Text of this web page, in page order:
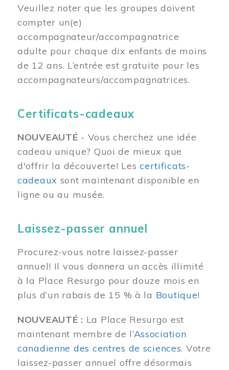
Veuillez noter que les groupes doivent
compter un(e)
accompagnateur/accompagnatrice
adulte pour chaque dix enfants de moins
de 12 ans. L’entrée est gratuite pour les
accompagnateurs/accompagnatrices.
Certificats-cadeaux
NOUVEAUTÉ - Vous cherchez une idée
cadeau unique? Quoi de mieux que
d'offrir la découverte! Lescertificats-
cadeaux sont maintenant disponible en
ligne ou au musée.
Laissez-passer annuel
Procurez-vous notre laissez-passer
annuel! Il vous donnera un accès illimité
à la Place Resurgo pour douze mois en
plus d’un rabais de 15 % à la Boutique!
NOUVEAUTÉ : La Place Resurgo est
maintenant membre de l’Association
canadienne des centres de sciences. Votre
laissez-passer annuel offre désormais